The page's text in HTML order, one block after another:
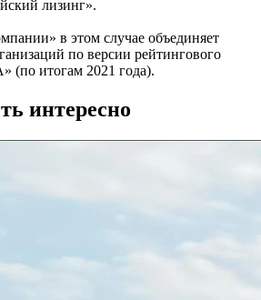
лизинг».
в этом случае объединяет
по версии рейтингового
(по итогам 2021 года).
интересно